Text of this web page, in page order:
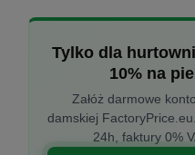
Tylko dla
10% na
Załóż darmowe
damskiej
24h, faktury 0%